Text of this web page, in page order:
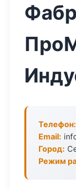
Телефон:
Email:
Город:
Режим